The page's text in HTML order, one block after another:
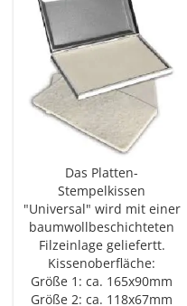
Das Platten-
Stempelkissen
"Universal" wird mit einer
baumwollbeschichteten
Filzeinlage geliefertt.
Kissenoberfläche:
Größe 1: ca. 165x90mm
Größe 2: ca. 118x67mm